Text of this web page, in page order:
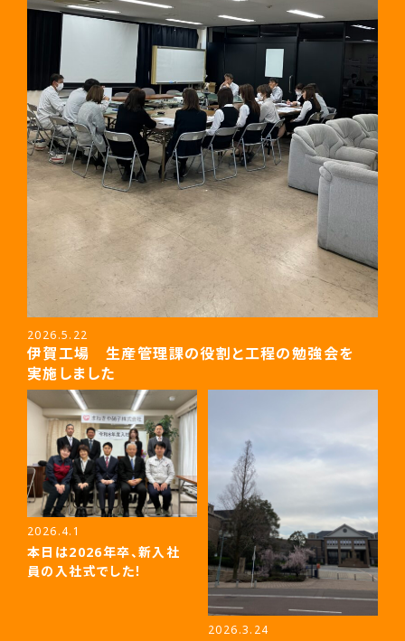
2026.5.22
伊賀工場 生産管理課の役割と工程の勉強会を
実施しました
2026.4.1
本日は2026年卒、新入社
員の入社式でした！
2026.3.24